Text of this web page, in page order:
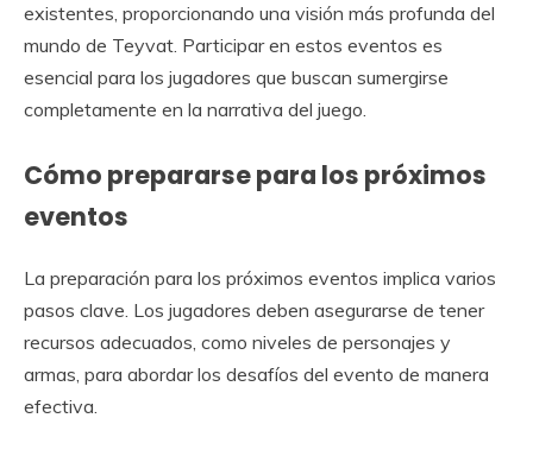
existentes, proporcionando una visión más profunda del
mundo de Teyvat. Participar en estos eventos es
esencial para los jugadores que buscan sumergirse
completamente en la narrativa del juego.
Cómo prepararse para los próximos
eventos
La preparación para los próximos eventos implica varios
pasos clave. Los jugadores deben asegurarse de tener
recursos adecuados, como niveles de personajes y
armas, para abordar los desafíos del evento de manera
efectiva.